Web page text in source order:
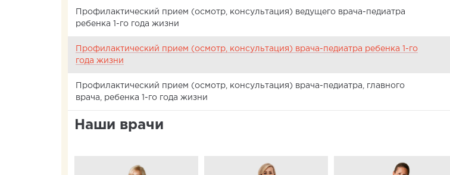
Профилактический прием (осмотр, консультация) ведущего врача-педиатра
ребенка 1-го года жизни
Профилактический прием (осмотр, консультация) врача-педиатра ребенка 1-го
года жизни
Профилактический прием (осмотр, консультация) врача-педиатра, главного
врача, ребенка 1-го года жизни
Наши врачи